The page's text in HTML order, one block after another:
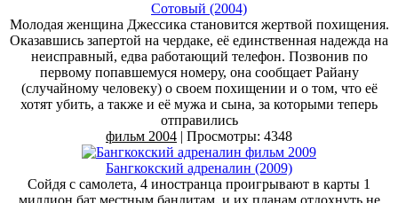
Сотовый (2004)
Молодая женщина Джессика становится жертвой похищения.
Оказавшись запертой на чердаке, её единственная надежда на
неисправный, едва работающий телефон. Позвонив по
первому попавшемуся номеру, она сообщает Райану
(случайному человеку) о своем похищении и о том, что её
хотят убить, а также и её мужа и сына, за которыми теперь
отправились
фильм 2004 | Просмотры: 4348
Бангкокский адреналин (2009)
Сойдя с самолета, 4 иностранца проигрывают в карты 1
миллион бат местным бандитам, и их планам отдохнуть не